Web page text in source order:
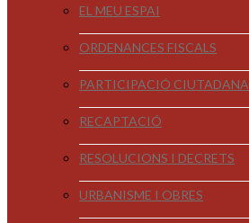
EL MEU ESPAI
ORDENANCES FISCALS
PARTICIPACIÓ CIUTADANA
RECAPTACIÓ
RESOLUCIONS I DECRETS
URBANISME I OBRES